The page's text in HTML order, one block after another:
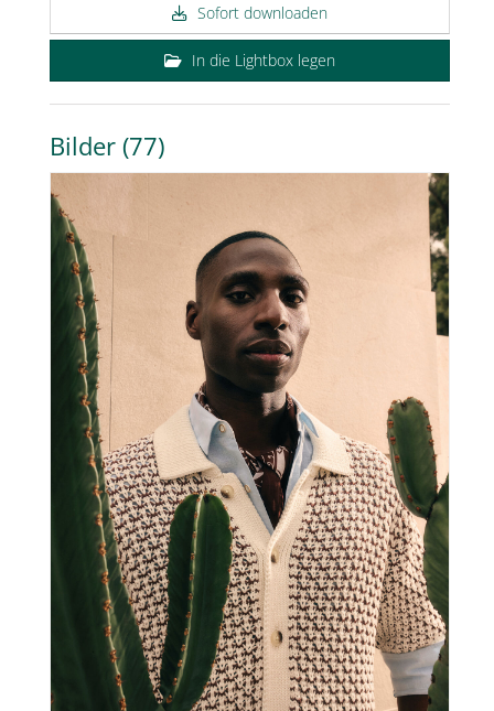
Sofort downloaden
In die Lightbox legen
Bilder (77)